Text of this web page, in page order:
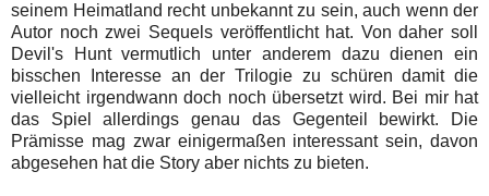
seinem Heimatland recht unbekannt zu sein, auch wenn der
Autor noch zwei Sequels veröffentlicht hat. Von daher soll
Devil's Hunt vermutlich unter anderem dazu dienen ein
bisschen Interesse an der Trilogie zu schüren damit die
vielleicht irgendwann doch noch übersetzt wird. Bei mir hat
das Spiel allerdings genau das Gegenteil bewirkt. Die
Prämisse mag zwar einigermaßen interessant sein, davon
abgesehen hat die Story aber nichts zu bieten.